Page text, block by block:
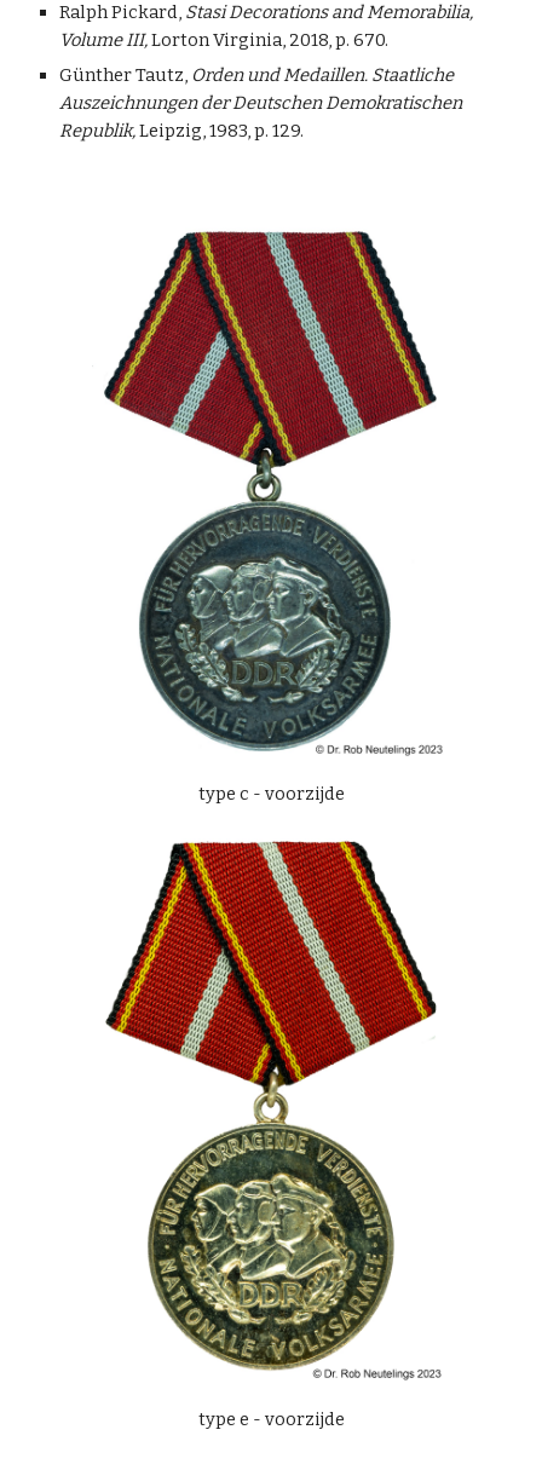
Ralph Pickard, Stasi Decorations and Memorabilia,
Volume III,Lorton Virginia, 2018, p. 670.
Günther Tautz, Orden und Medaillen. Staatliche
Auszeichnungen der Deutschen Demokratischen
Republik,Leipzig, 1983, p. 129.
type c - voorzijde
type e - voorzijde